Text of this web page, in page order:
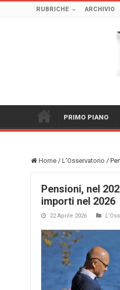
RUBRICHE ARCHIVIO
PRIMO PIANO
Home / L'Osservatorio /
Pensioni, nel
importi nel 2026
22 Aprile 2026